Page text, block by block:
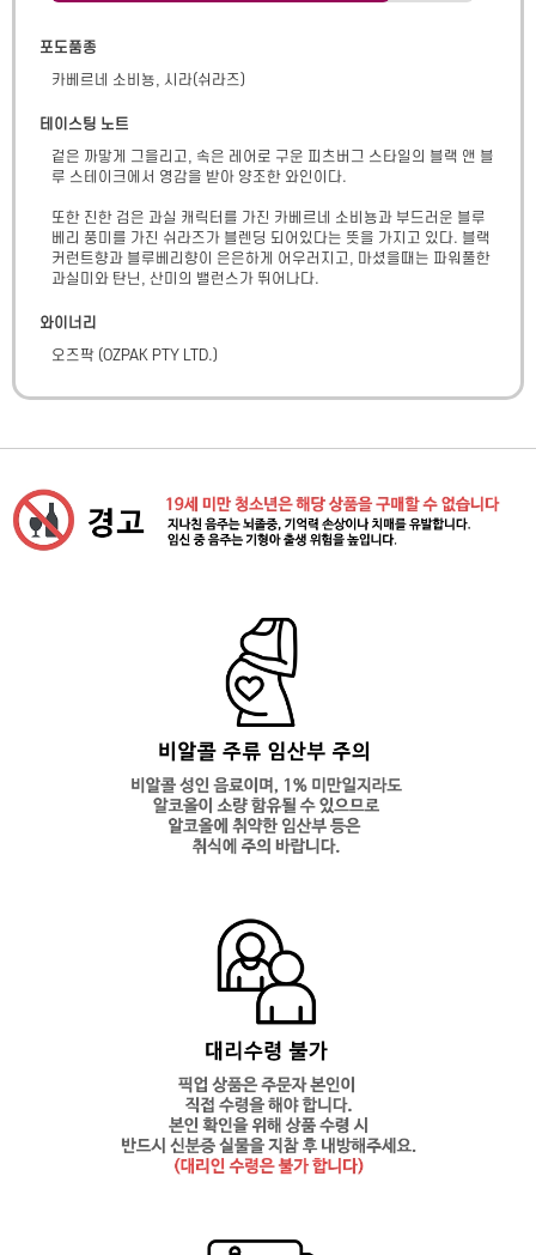
포도품종
카베르네 소비뇽, 시라(쉬라즈)
테이스팅 노트
겉은 까맣게 그을리고, 속은 레어로 구운 피츠버그 스타일의 블랙 앤 블
루 스테이크에서 영감을 받아 양조한 와인이다.
또한 진한 검은 과실 캐릭터를 가진 카베르네 소비뇽과 부드러운 블루
베리 풍미를 가진 쉬라즈가 블렌딩 되어있다는 뜻을 가지고 있다. 블랙
커런트향과 블루베리향이 은은하게 어우러지고, 마셨을때는 파워풀한
과실미와 탄닌, 산미의 밸런스가 뛰어나다.
와이너리
오즈팍 (OZPAK PTY LTD.)